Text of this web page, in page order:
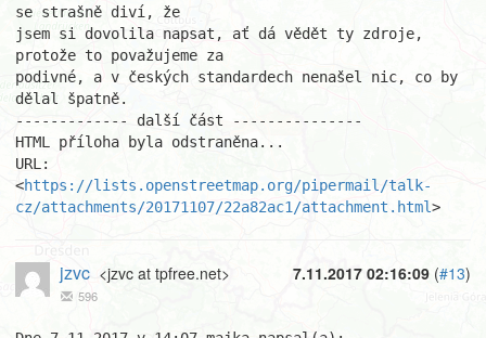
se strašně diví, že
jsem si dovolila napsat, ať dá vědět ty zdroje,
protože to považujeme za
podivné, a v českých standardech nenašel nic, co by
dělal špatně.
------------- další část ---------------
HTML příloha byla odstraněna...
URL:
<https://lists.openstreetmap.org/pipermail/talk-
cz/attachments/20171107/22a82ac1/attachment.html>
7.11.2017 02:16:09 (#13)
jzvc <jzvc at tpfree.net>
596